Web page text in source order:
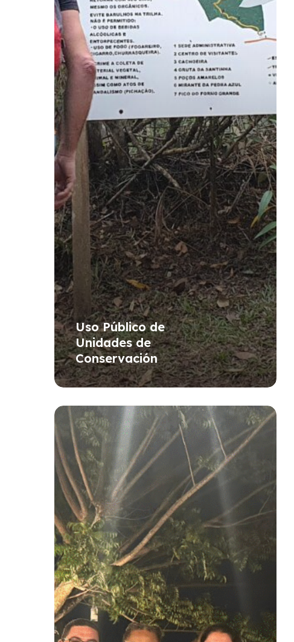
Uso Público de
Unidades de
Conservación
Estructuración
y
Promoción
de
la
Ruta
Combú